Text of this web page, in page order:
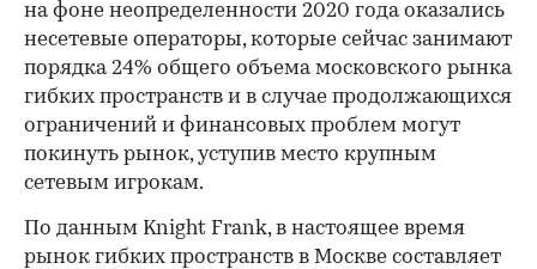
на фоне неопределенности 2020 года оказались
несетевые операторы, которые сейчас занимают
порядка 24% общего объема московского рынка
гибких пространств и в случае продолжающихся
ограничений и финансовых проблем могут
покинуть рынок, уступив место крупным
сетевым игрокам.
По данным Knight Frank, в настоящее время
рынок гибких пространств в Москве составляет